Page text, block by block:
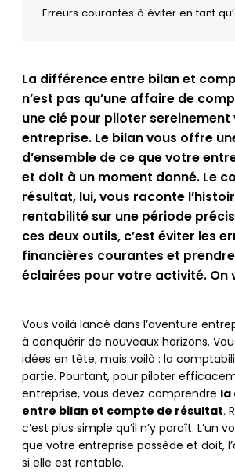
Erreurs courantes à éviter en tant
La différence entre bilan et
n’est pas qu’une affaire de
une clé pour piloter
entreprise. Le bilan vous offre
d’ensemble de ce que votre
et doit à un moment donné. Le
résultat, lui, vous raconte
rentabilité sur une période
ces deux outils, c’est éviter les
financières courantes et
éclairées pour votre activité. On
Vous voilà lancé dans l’aventure
à conquérir de nouveaux horizons.
idées en tête, mais voilà : la
partie. Pourtant, pour piloter
entreprise, vous devez comprendre la
entre bilan et compte de résultat.
c’est plus simple qu’il n’y paraît. L’un
que votre entreprise possède et doit,
si elle est rentable.